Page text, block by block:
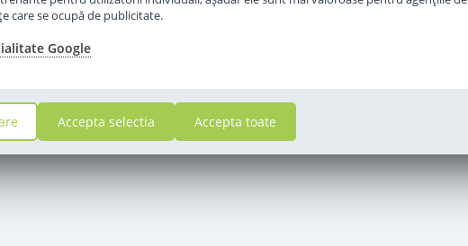
care se ocupă de publicitate.
Google
Accepta selectia Accepta toate